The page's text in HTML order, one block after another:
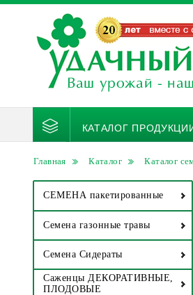
КАТАЛОГ
Главная Каталог Каталог
СЕМЕНА пакетированные
Семена газонные травы
Семена Сидераты
Саженцы ДЕКОРАТИВНЫЕ,
ПЛОДОВЫЕ